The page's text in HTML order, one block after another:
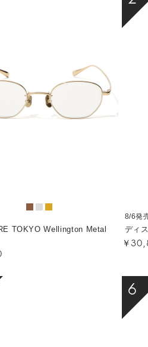
TOKYO Wellington Metal
8/6発
ディ
￥
6